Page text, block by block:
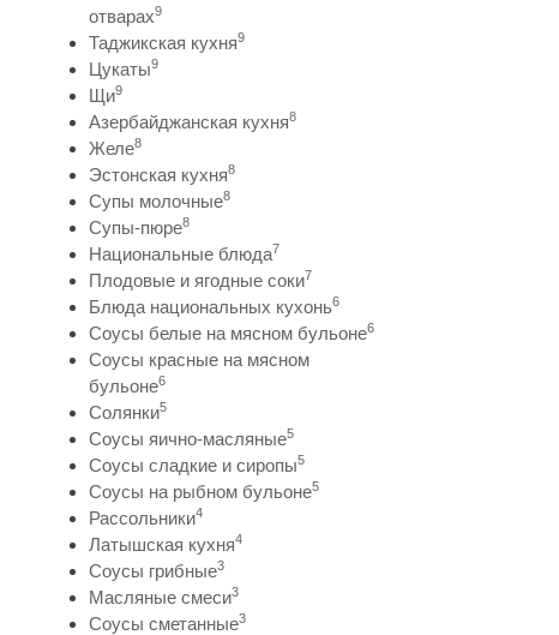
отварах9
Таджикская кухня9
Цукаты9
Щи9
Азербайджанская кухня8
Желе8
Эстонская кухня8
Супы молочные8
Супы-пюре8
Национальные блюда7
Плодовые и ягодные соки7
Блюда национальных кухонь6
Соусы белые на мясном бульоне6
Соусы красные на мясном
бульоне6
Солянки5
Соусы яично-масляные5
Соусы сладкие и сиропы5
Соусы на рыбном бульоне5
Рассольники4
Латышская кухня4
Соусы грибные3
Масляные смеси3
Соусы сметанные3